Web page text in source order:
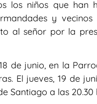
los niños que han
y
al señor por la
de junio, en la
El jueves, 19 de
Santiago a las 20.30